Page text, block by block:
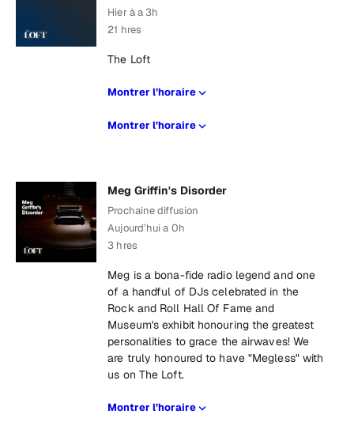
Hier à a 3h
21 hres
The Loft
Montrer l’horaire
Montrer l’horaire
Meg Griffin's Disorder
Prochaine diffusion
Aujourd’hui a 0h
3 hres
Meg is a bona-fide radio legend and one
of a handful of DJs celebrated in the
Rock and Roll Hall Of Fame and
Museum's exhibit honouring the greatest
personalities to grace the airwaves! We
are truly honoured to have "Megless" with
us on The Loft.
Montrer l’horaire